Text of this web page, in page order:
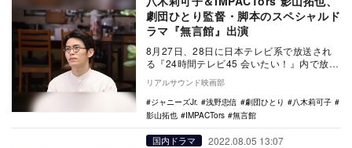
劇団ひとり監督・脚本のスペシャルド
ラマ『無言館』出演
8月27日、28日に日本テレビ系で放送され
る『24時間テレビ45 会いたい！』内で放送
されるスペシャルドラマ『無言館』に、八
木莉…
リアルサウンド映画部
ジャニーズJr.
浅野忠信 劇団ひとり
八木莉可子
影山拓也
IMPACTors 無言館
国内ドラマ 2022.08.05 13:07